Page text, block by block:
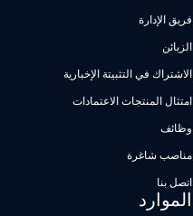
فريق الإدارة
الزبائن
الاشتراك في التثبيتة الإخبارية
امتثال المنتجات الاعتمادات
وظائف
مناصب شاغرة
اتصل بنا
الموارد